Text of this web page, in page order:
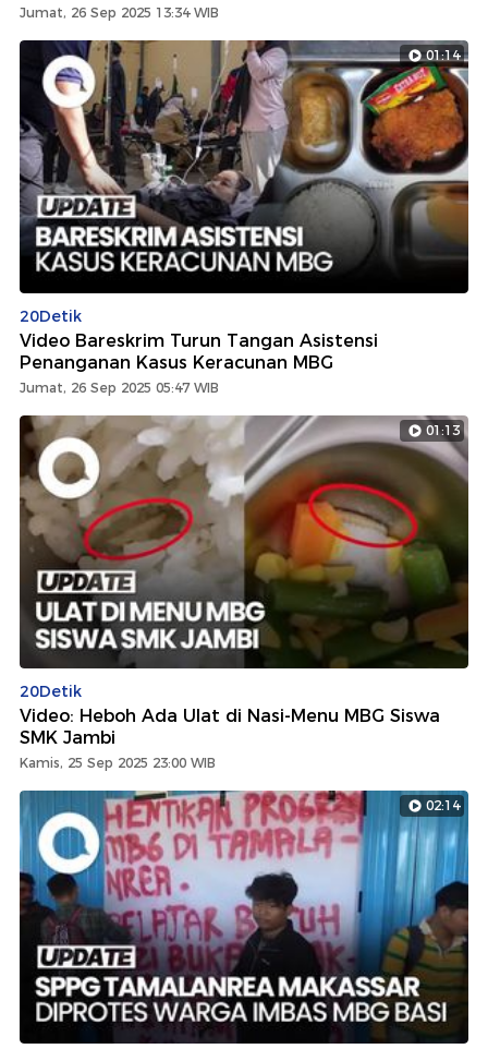
Jumat, 26 Sep 2025 13:34 WIB
01:14
20Detik
Video Bareskrim Turun Tangan Asistensi
Penanganan Kasus Keracunan MBG
Jumat, 26 Sep 2025 05:47 WIB
01:13
20Detik
Video: Heboh Ada Ulat di Nasi-Menu MBG Siswa
SMK Jambi
Kamis, 25 Sep 2025 23:00 WIB
02:14